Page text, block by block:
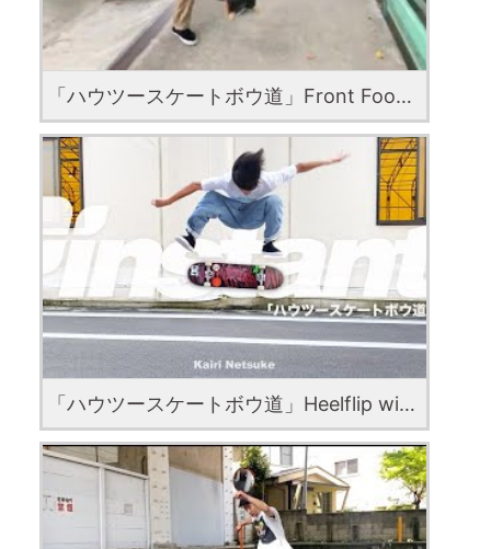
「ハウツースケートボウ道」Front Foot Impossible Sweeper with Yudai Hoshino
「ハウツースケートボウ道」Heelflip with Kairi Netsuke